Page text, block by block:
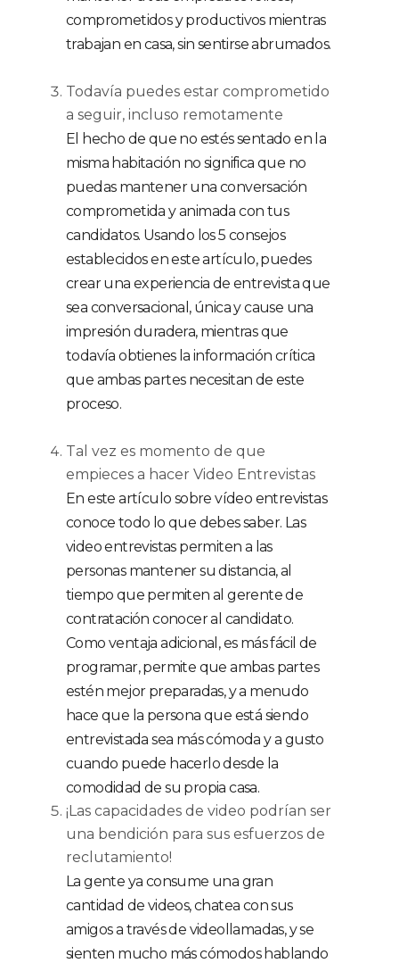
comprometidos y productivos mientras
trabajan en casa, sin sentirse abrumados.
Todavía puedes estar comprometido
a seguir, incluso remotamente
El hecho de que no estés sentado en la
misma habitación no significa que no
puedas mantener una conversación
comprometida y animada con tus
candidatos. Usando los 5 consejos
establecidos en este artículo, puedes
crear una experiencia de entrevista que
sea conversacional, única y cause una
impresión duradera, mientras que
todavía obtienes la información crítica
que ambas partes necesitan de este
proceso.
Tal vez es momento de que
empieces a hacer Video Entrevistas
En este artículo sobre vídeo entrevistas
conoce todo lo que debes saber. Las
video entrevistas permiten a las
personas mantener su distancia, al
tiempo que permiten al gerente de
contratación conocer al candidato.
Como ventaja adicional, es más fácil de
programar, permite que ambas partes
estén mejor preparadas, y a menudo
hace que la persona que está siendo
entrevistada sea más cómoda y a gusto
cuando puede hacerlo desde la
comodidad de su propia casa.
¡Las capacidades de video podrían ser
una bendición para sus esfuerzos de
reclutamiento!
La gente ya consume una gran
cantidad de videos, chatea con sus
amigos a través de videollamadas, y se
sienten mucho más cómodos hablando